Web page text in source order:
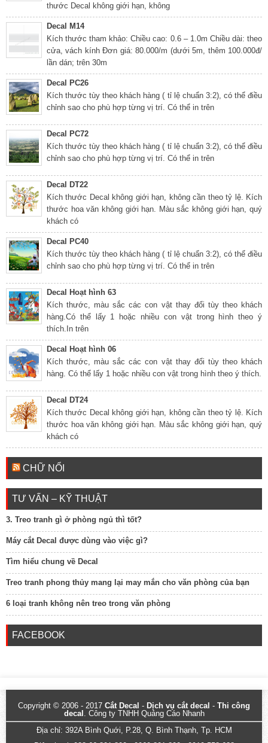
thước Decal không giới hạn, không
Decal M14
Kích thước tham khảo: Chiều cao: 0.6 – 1.0m Chiều dài: theo
cửa, vách kính Đơn giá: 80.000/m (dưới 5m, thêm 100.000đ/
lần dán; trên 30m
Decal PC26
Kích thước tùy theo khách hàng ( tỉ lệ chuẩn 3:2), có thể điều
chỉnh sao cho phù hợp từng vị trí. Có thể in trên
Decal PC72
Kích thước tùy theo khách hàng ( tỉ lệ chuẩn 3:2), có thể điều
chỉnh sao cho phù hợp từng vị trí. Có thể in trên
Decal DT22
Kích thước Decal không giới hạn, không cần theo tỷ lệ. Kích
thước hoa văn không giới hạn. Màu sắc không giới hạn, quý
khách có
Decal PC40
Kích thước tùy theo khách hàng ( tỉ lệ chuẩn 3:2), có thể điều
chỉnh sao cho phù hợp từng vị trí. Có thể in trên
Decal Hoạt hình 63
Kích thước, màu sắc các con vật thay đổi tùy theo khách
hàng.Có thể lấy 1 hoặc nhiều con vật trong hình theo ý
thích.In trên
Decal Hoạt hình 06
Kích thước, màu sắc các con vật thay đổi tùy theo khách
hàng. Có thể lấy 1 hoặc nhiều con vật trong hình theo ý thích.
Decal DT24
Kích thước Decal không giới hạn, không cần theo tỷ lệ. Kích
thước hoa văn không giới hạn. Màu sắc không giới hạn, quý
khách có
CHỮ NỔI
TƯ VẤN – KỸ THUẬT
3. Treo tranh gì ở phòng ngủ thì tốt?
Máy cắt Decal được dùng vào việc gì?
Tìm hiểu chung về Decal
Treo tranh phong thủy mang lại may mắn cho văn phòng của bạn
6 loại tranh không nên treo trong văn phòng
FACEBOOK
Copyright © 2006 - 2017 Cắt Decal - Dịch vụ cắt decal - Thi công
decal . Công ty TNHH Quảng Cáo Nhanh
Địa chỉ: 392A Bình Quới, P.28, Q. Bình Thạnh, Tp. HCM